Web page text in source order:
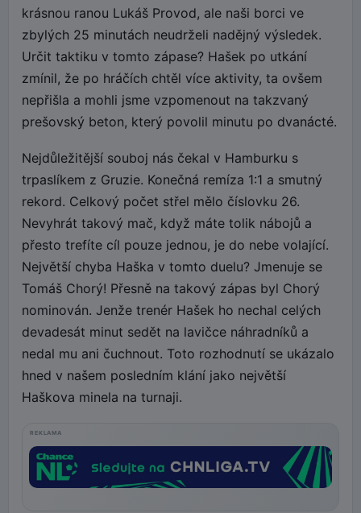
krásnou ranou Lukáš Provod, ale naši borci ve
zbylých 25 minutách neudrželi nadějný výsledek.
Určit taktiku v tomto zápase? Hašek po utkání
zmínil, že po hráčích chtěl více aktivity, ta ovšem
nepřišla a mohli jsme vzpomenout na takzvaný
prešovský beton, který povolil minutu po dvanácté.
Nejdůležitější souboj nás čekal v Hamburku s
trpaslíkem z Gruzie. Konečná remíza 1:1 a smutný
rekord. Celkový počet střel mělo číslovku 26.
Nevyhrát takový mač, když máte tolik nábojů a
přesto trefíte cíl pouze jednou, je do nebe volající.
Největší chyba Haška v tomto duelu? Jmenuje se
Tomáš Chorý! Přesně na takový zápas byl Chorý
nominován. Jenže trenér Hašek ho nechal celých
devadesát minut sedět na lavičce náhradníků a
nedal mu ani čuchnout. Toto rozhodnutí se ukázalo
hned v našem posledním klání jako největší
Haškova minela na turnaji.
REKLAMA